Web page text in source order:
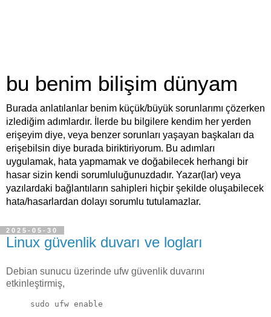
bu benim bilişim dünyam
Burada anlatılanlar benim küçük/büyük sorunlarımı çözerken
izlediğim adımlardır. İlerde bu bilgilere kendim her yerden
erişeyim diye, veya benzer sorunları yaşayan başkaları da
erişebilsin diye burada biriktiriyorum. Bu adımları
uygulamak, hata yapmamak ve doğabilecek herhangi bir
hasar sizin kendi sorumluluğunuzdadır. Yazar(lar) veya
yazılardaki bağlantıların sahipleri hiçbir şekilde oluşabilecek
hata/hasarlardan dolayı sorumlu tutulamazlar.
2025-05-30
Linux güvenlik duvarı ve logları
Debian sunucu üzerinde ufw güvenlik duvarını
etkinleştirmiş,
sudo ufw enable